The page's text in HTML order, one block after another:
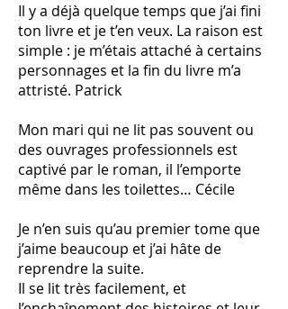
Il y a déjà quelque temps que j’ai fini
ton livre et je t’en veux. La raison est
simple : je m’étais attaché à certains
personnages et la fin du livre m’a
attristé. Patrick
Mon mari qui ne lit pas souvent ou
des ouvrages professionnels est
captivé par le roman, il l’emporte
même dans les toilettes… Cécile
Je n’en suis qu’au premier tome que
j’aime beaucoup et j’ai hâte de
reprendre la suite.
Il se lit très facilement, et